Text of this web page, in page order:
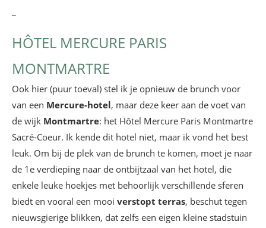
HÔTEL MERCURE PARIS
MONTMARTRE
Ook hier (puur toeval) stel ik je opnieuw de brunch voor
van een Mercure-hotel, maar deze keer aan de voet van
de wijk Montmartre: het Hôtel Mercure Paris Montmartre
Sacré-Coeur. Ik kende dit hotel niet, maar ik vond het best
leuk. Om bij de plek van de brunch te komen, moet je naar
de 1e verdieping naar de ontbijtzaal van het hotel, die
enkele leuke hoekjes met behoorlijk verschillende sferen
biedt en vooral een mooi verstopt terras, beschut tegen
nieuwsgierige blikken, dat zelfs een eigen kleine stadstuin